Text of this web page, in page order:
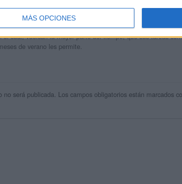
MÁS OPCIONES
es solo un blog, es la apuesta personal de dos profesores
de ser pareja, son los encargados de los contenidos que
el cual, vuelcan la mayor parte del tiempo, que sus tareas
de verano les permite.
no será publicada. Los campos obligatorios están marcados